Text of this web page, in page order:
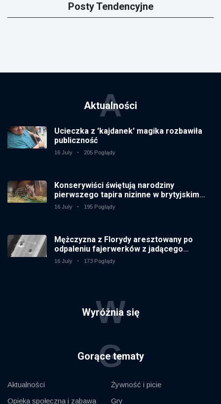
Posty Tendencyjne
Aktualności
A
Ucieczka z 'kajdanek' magika rozbawiła
publiczność
16 July 205 Poglądy
Konserywiści świętują narodziny
pierwszego tapira nizinne w brytyjskim
zoo od 14 lat
16 July 195 Poglądy
Mężczyzna z Florydy aresztowany po
odpaleniu fajerwerków z jadącego
samochodu
16 July 173 Poglądy
Wyróżnia się
W
Gorące tematy
G
Aktualności
Opieka społeczna i zabawa
Żywność i picie
Gry